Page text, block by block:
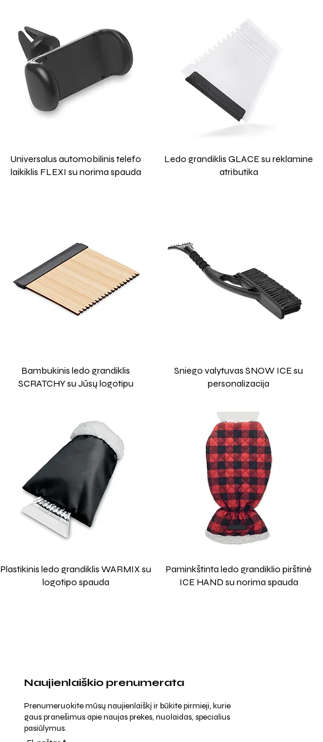
Universalus automobilinis telefo
laikiklis FLEXI su norima spauda
Ledo grandiklis GLACE su reklamine
atributika
Bambukinis ledo grandiklis
SCRATCHY su Jūsų logotipu
Sniego valytuvas SNOW ICE su
personalizacija
Plastikinis ledo grandiklis WARMIX su
logotipo spauda
Paminkštinta ledo grandiklio pirštinė
ICE HAND su norima spauda
Naujienlaiškio prenumerata
Prenumeruokite mūsų naujienlaiškį ir būkite pirmieji, kurie
gaus pranešimus apie naujas prekes, nuolaidas, specialius
pasiūlymus.